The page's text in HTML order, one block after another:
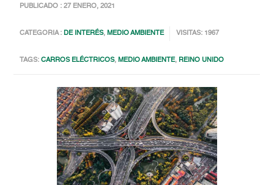
PUBLICADO : 27 ENERO, 2021
CATEGORIA :DE INTERÉS,MEDIO AMBIENTE VISITAS: 1967
TAGS:CARROS ELÉCTRICOS,MEDIO AMBIENTE, REINO UNIDO